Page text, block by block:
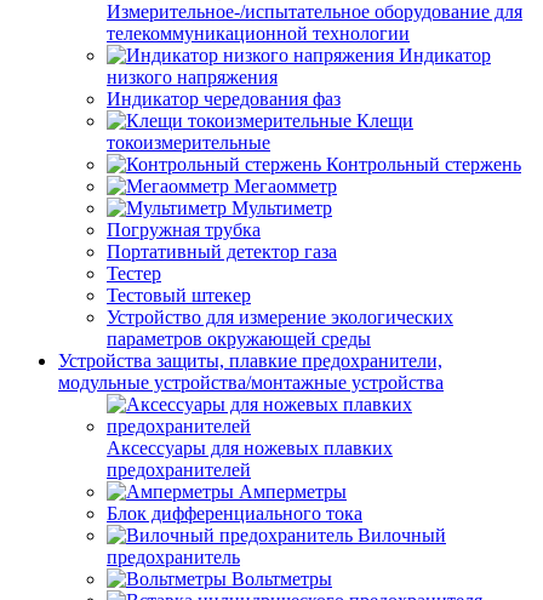
Измерительное-/испытательное оборудование для
телекоммуникационной технологии
Индикатор
низкого напряжения
Индикатор чередования фаз
Клещи
токоизмерительные
Контрольный стержень
Мегаомметр
Мультиметр
Погружная трубка
Портативный детектор газа
Тестер
Тестовый штекер
Устройство для измерение экологических
параметров окружающей среды
Устройства защиты, плавкие предохранители,
модульные устройства/монтажные устройства
Аксессуары для ножевых плавких
предохранителей
Амперметры
Блок дифференциального тока
Вилочный
предохранитель
Вольтметры